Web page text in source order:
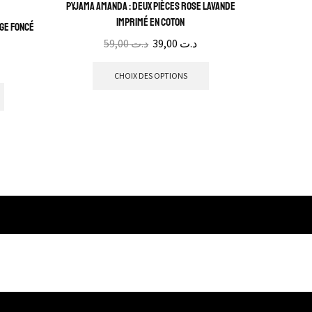
foncé
Pyjama Amanda : Deux pièces rose lavande
imprimé en coton
د.ت59,00 د.ت
CHOIX DES OPTIONS